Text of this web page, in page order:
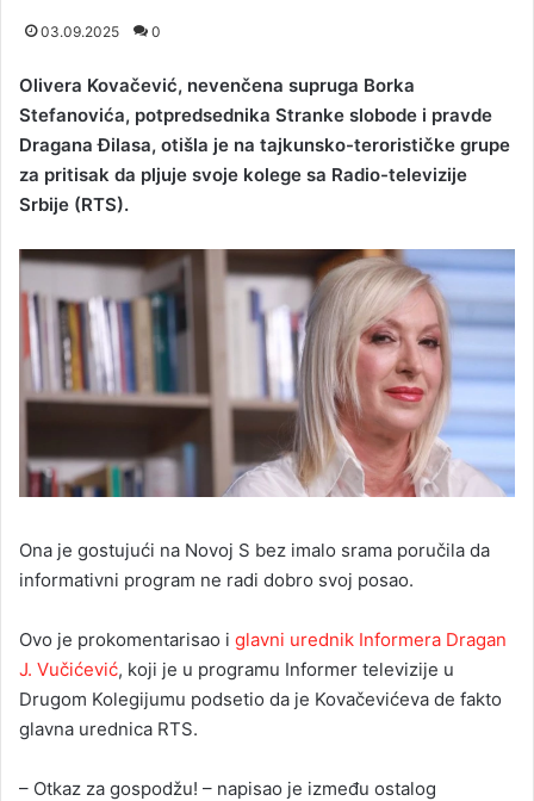
03.09.2025 0
Olivera Kovačević, nevenčena supruga Borka
Stefanovića, potpredsednika Stranke slobode i pravde
Dragana Đilasa, otišla je na tajkunsko-terorističke grupe
za pritisak da pljuje svoje kolege sa Radio-televizije
Srbije (RTS).
Ona je gostujući na Novoj S bez imalo srama poručila da
informativni program ne radi dobro svoj posao.
Ovo je prokomentarisao i glavni urednik Informera Dragan
J. Vučićević, koji je u programu Informer televizije u
Drugom Kolegijumu podsetio da je Kovačevićeva de fakto
glavna urednica RTS.
– Otkaz za gospodžu! – napisao je između ostalog